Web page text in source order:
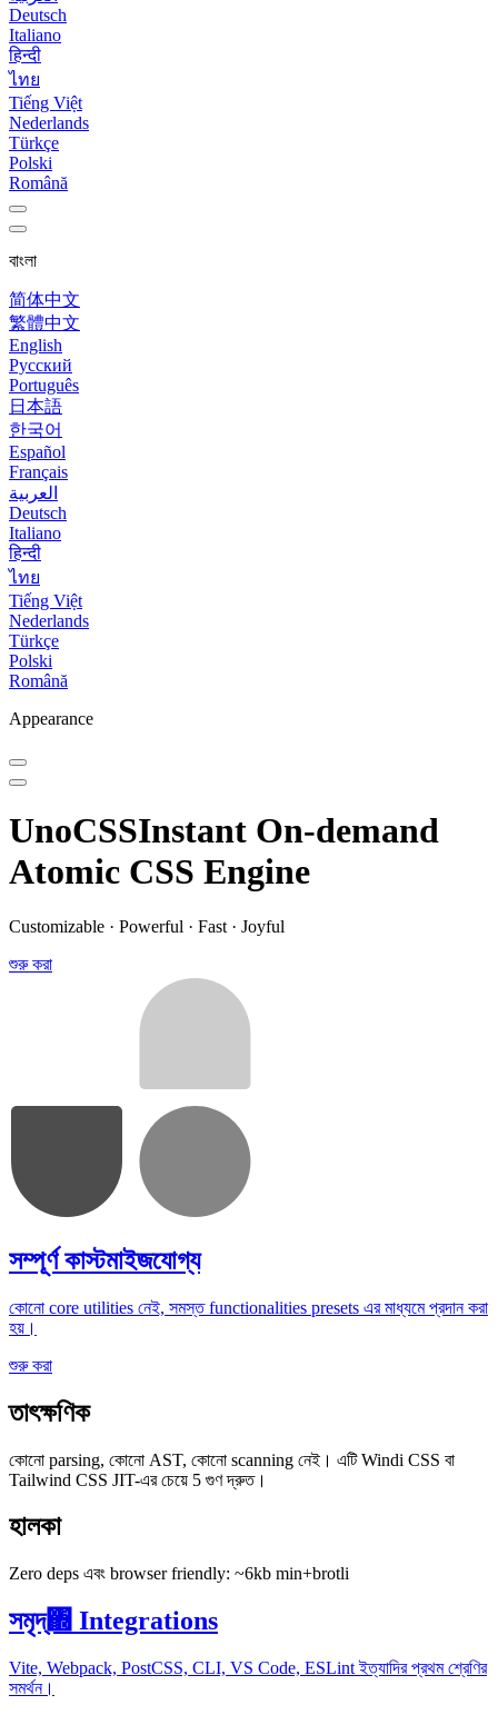
Deutsch
Italiano
हिन्दी
ไทย
Tiếng Việt
Nederlands
Türkçe
Polski
Română
বাংলা
简体中文
繁體中文
English
Русский
Português
日本語
한국어
Español
Français
العربية
Deutsch
Italiano
हिन्दी
ไทย
Tiếng Việt
Nederlands
Türkçe
Polski
Română
Appearance
UnoCSSInstant On-demand
Atomic CSS Engine
Customizable · Powerful · Fast · Joyful
শুরু করা
সম্পূর্ণ কাস্টমাইজযোগ্য
কোনো core utilities নেই, সমস্ত functionalities presets এর মাধ্যমে প্রদান করা
হয়।
শুরু করা
তাৎক্ষণিক
কোনো parsing, কোনো AST, কোনো scanning নেই। এটি Windi CSS বা
Tailwind CSS JIT-এর চেয়ে 5 গুণ দ্রুত।
হালকা
Zero deps এবং browser friendly: ~6kb min+brotli
সমৃদ্঍ Integrations
Vite, Webpack, PostCSS, CLI, VS Code, ESLint ইত্যাদির প্রথম শ্রেণির
সমর্থন।